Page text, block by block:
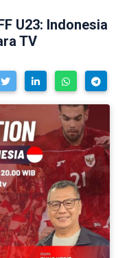
U23: Indonesia
TV